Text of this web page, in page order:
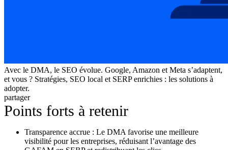
Avec le DMA, le SEO évolue. Google, Amazon et Meta s’adaptent,
et vous ? Stratégies, SEO local et SERP enrichies : les solutions à
adopter.
partager
Points forts à retenir
Transparence accrue : Le DMA favorise une meilleure
visibilité pour les entreprises, réduisant l’avantage des